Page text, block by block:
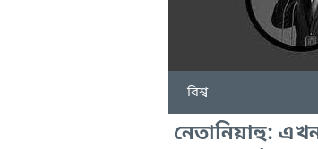
বিশ্ব
নেতানিয়াহু: